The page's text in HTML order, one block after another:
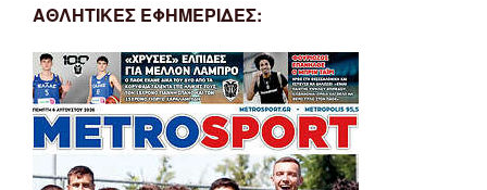
ΑΘΛΗΤΙΚΕΣ ΕΦΗΜΕΡΙΔΕΣ: